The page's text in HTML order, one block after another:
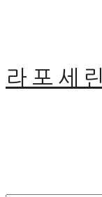
라포세린